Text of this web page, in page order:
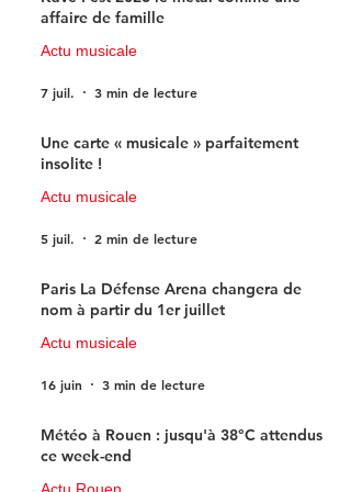
affaire de famille
Actu musicale
7 juil. 3 min de lecture
Une carte « musicale » parfaitement
insolite !
Actu musicale
5 juil. 2 min de lecture
Paris La Défense Arena changera de
nom à partir du 1er juillet
Actu musicale
16 juin 3 min de lecture
Météo à Rouen : jusqu'à 38°C attendus
ce week-end
Actu Rouen